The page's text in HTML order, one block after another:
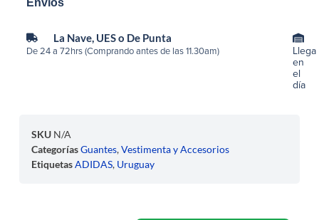
Envíos
La Nave, UES o De Punta
De 24 a 72hrs (Comprando antes de las 11.30am)
Llega
en
el
día
SKU N/A
CategoríasGuantes,Vestimenta y Accesorios
EtiquetasADIDAS, Uruguay